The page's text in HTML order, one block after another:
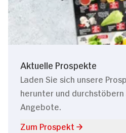
Aktuelle Prospekte
Laden Sie sich unsere
herunter und durchstöbern
Angebote.
Zum Prospekt